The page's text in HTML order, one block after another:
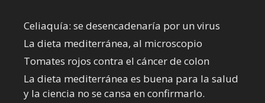
Celiaquía: se desencadenaría por un virus
La dieta mediterránea, al microscopio
Tomates rojos contra el cáncer de colon
La dieta mediterránea es buena para la salud
y la ciencia no se cansa en confirmarlo.